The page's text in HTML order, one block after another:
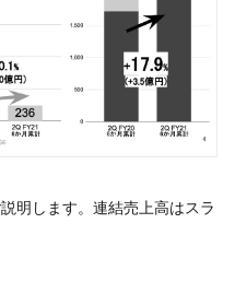
明します。連結売上高はスラ